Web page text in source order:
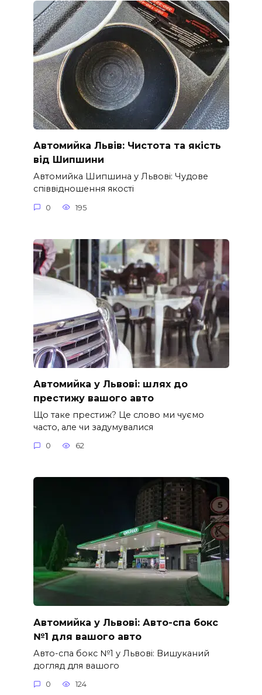
Автомийка Львів: Чистота та якість
від Шипшини
Автомийка Шипшина у Львові: Чудове
співвідношення якості
0 195
Автомийка у Львові: шлях до
престижу вашого авто
Що таке престиж? Це слово ми чуємо
часто, але чи задумувалися
0 62
Автомийка у Львові: Авто-спа бокс
№1 для вашого авто
Авто-спа бокс №1 у Львові: Вишуканий
догляд для вашого
0 124